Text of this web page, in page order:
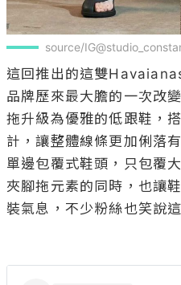
source/
這回推出的這雙
品牌歷來最大膽的一次改
拖升級為優雅的低跟鞋，
計，讓整體線條更加俐落
單邊包覆式鞋頭，只包覆
夾腳拖元素的同時，也讓
裝氣息，不少粉絲也笑說